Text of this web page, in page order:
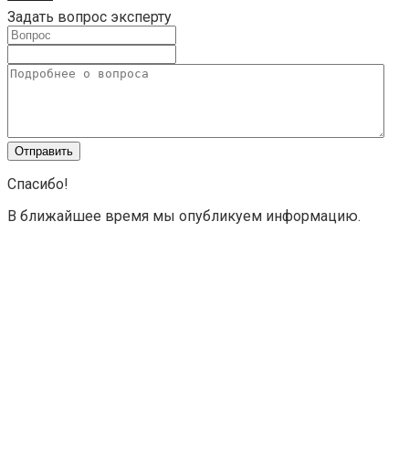
Задать вопрос эксперту
Спасибо!
В ближайшее время мы опубликуем информацию.